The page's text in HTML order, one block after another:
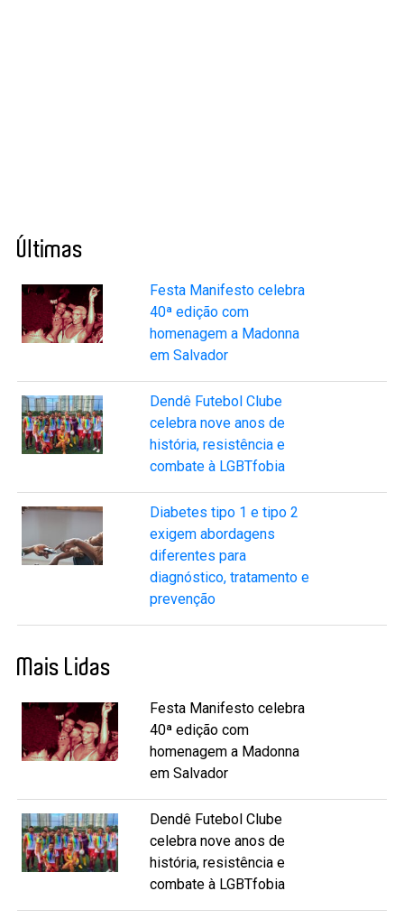
Últimas
Festa Manifesto celebra
40ª edição com
homenagem a Madonna
em Salvador
Dendê Futebol Clube
celebra nove anos de
história, resistência e
combate à LGBTfobia
Diabetes tipo 1 e tipo 2
exigem abordagens
diferentes para
diagnóstico, tratamento e
prevenção
Mais Lidas
Festa Manifesto celebra
40ª edição com
homenagem a Madonna
em Salvador
Dendê Futebol Clube
celebra nove anos de
história, resistência e
combate à LGBTfobia